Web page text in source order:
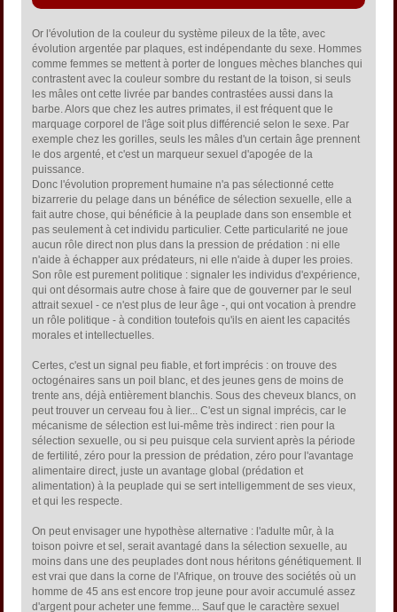
Or l'évolution de la couleur du système pileux de la tête, avec
évolution argentée par plaques, est indépendante du sexe. Hommes
comme femmes se mettent à porter de longues mèches blanches qui
contrastent avec la couleur sombre du restant de la toison, si seuls
les mâles ont cette livrée par bandes contrastées aussi dans la
barbe. Alors que chez les autres primates, il est fréquent que le
marquage corporel de l'âge soit plus différencié selon le sexe. Par
exemple chez les gorilles, seuls les mâles d'un certain âge prennent
le dos argenté, et c'est un marqueur sexuel d'apogée de la
puissance.
Donc l'évolution proprement humaine n'a pas sélectionné cette
bizarrerie du pelage dans un bénéfice de sélection sexuelle, elle a
fait autre chose, qui bénéficie à la peuplade dans son ensemble et
pas seulement à cet individu particulier. Cette particularité ne joue
aucun rôle direct non plus dans la pression de prédation : ni elle
n'aide à échapper aux prédateurs, ni elle n'aide à duper les proies.
Son rôle est purement politique : signaler les individus d'expérience,
qui ont désormais autre chose à faire que de gouverner par le seul
attrait sexuel - ce n'est plus de leur âge -, qui ont vocation à prendre
un rôle politique - à condition toutefois qu'ils en aient les capacités
morales et intellectuelles.
Certes, c'est un signal peu fiable, et fort imprécis : on trouve des
octogénaires sans un poil blanc, et des jeunes gens de moins de
trente ans, déjà entièrement blanchis. Sous des cheveux blancs, on
peut trouver un cerveau fou à lier... C'est un signal imprécis, car le
mécanisme de sélection est lui-même très indirect : rien pour la
sélection sexuelle, ou si peu puisque cela survient après la période
de fertilité, zéro pour la pression de prédation, zéro pour l'avantage
alimentaire direct, juste un avantage global (prédation et
alimentation) à la peuplade qui se sert intelligemment de ses vieux,
et qui les respecte.
On peut envisager une hypothèse alternative : l'adulte mûr, à la
toison poivre et sel, serait avantagé dans la sélection sexuelle, au
moins dans une des peuplades dont nous héritons génétiquement. Il
est vrai que dans la corne de l'Afrique, on trouve des sociétés où un
homme de 45 ans est encore trop jeune pour avoir accumulé assez
d'argent pour acheter une femme... Sauf que le caractère sexuel